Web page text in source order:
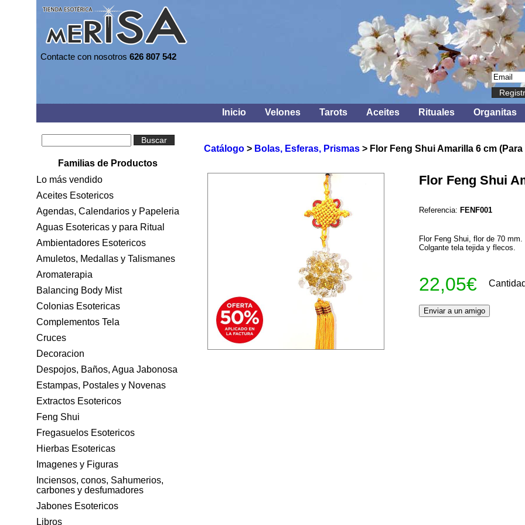
Contacte con nosotros 626 807 542
Inicio Velones Tarots Aceites Rituales Organitas
Buscar
Familias de Productos
Lo más vendido
Aceites Esotericos
Agendas, Calendarios y Papeleria
Aguas Esotericas y para Ritual
Ambientadores Esotericos
Amuletos, Medallas y Talismanes
Aromaterapia
Balancing Body Mist
Colonias Esotericas
Complementos Tela
Cruces
Decoracion
Despojos, Baños, Agua Jabonosa
Estampas, Postales y Novenas
Extractos Esotericos
Feng Shui
Fregasuelos Esotericos
Hierbas Esotericas
Imagenes y Figuras
Inciensos, conos, Sahumerios,
carbones y desfumadores
Jabones Esotericos
Libros
Catálogo > Bolas, Esferas, Prismas > Flor Feng Shui Amarilla 6 cm
Flor Feng Shui
Referencia: FENF001
Flor Feng Shui, flor de 70
Colgante tela tejida y flecos.
22,05€